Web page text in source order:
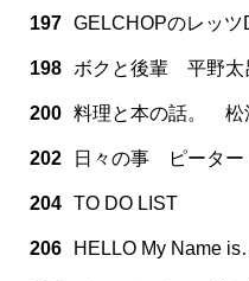
197 GELCHOPのレッツ
198 ボクと後輩 平野太
200 料理と本の話。 松
202 日々の事 ピーター
204 TO DO LIST
206 HELLO My Name